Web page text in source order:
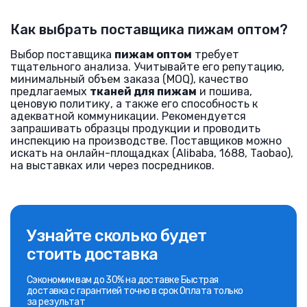
Как выбрать поставщика пижам оптом?
Выбор поставщика пижам оптом требует
тщательного анализа. Учитывайте его репутацию,
минимальный объем заказа (MOQ), качество
предлагаемых тканей для пижам и пошива,
ценовую политику, а также его способность к
адекватной коммуникации. Рекомендуется
запрашивать образцы продукции и проводить
инспекцию на производстве. Поставщиков можно
искать на онлайн-площадках (Alibaba, 1688, Taobao),
на выставках или через посредников.
Узнайте сколько будет
стоить доставка
Сэкономим вам до 30% на доставке Быстрая
доставка с гарантией точно в срок Оплата только
за результат